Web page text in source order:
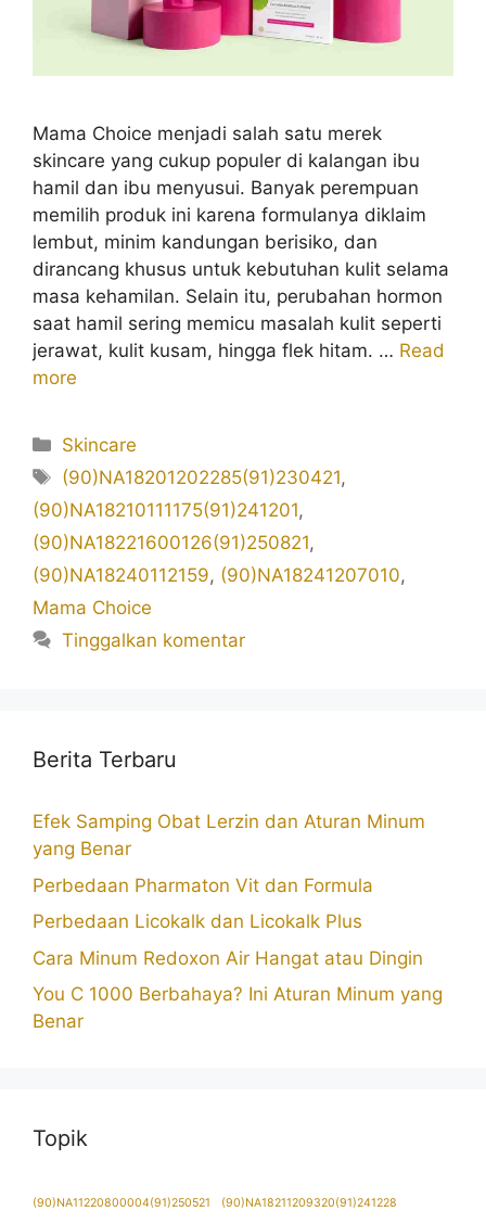
Mama Choice menjadi salah satu merek
skincare yang cukup populer di kalangan ibu
hamil dan ibu menyusui. Banyak perempuan
memilih produk ini karena formulanya diklaim
lembut, minim kandungan berisiko, dan
dirancang khusus untuk kebutuhan kulit selama
masa kehamilan. Selain itu, perubahan hormon
saat hamil sering memicu masalah kulit seperti
jerawat, kulit kusam, hingga flek hitam. … Read
more
Kategori
Skincare
Tag
(90)NA18201202285(91)230421,
(90)NA18210111175(91)241201,
(90)NA18221600126(91)250821,
(90)NA18240112159, (90)NA18241207010,
Mama Choice
Tinggalkan komentar
Berita Terbaru
Efek Samping Obat Lerzin dan Aturan Minum
yang Benar
Perbedaan Pharmaton Vit dan Formula
Perbedaan Licokalk dan Licokalk Plus
Cara Minum Redoxon Air Hangat atau Dingin
You C 1000 Berbahaya? Ini Aturan Minum yang
Benar
Topik
(90)NA11220800004(91)250521
(90)NA18211209320(91)241228